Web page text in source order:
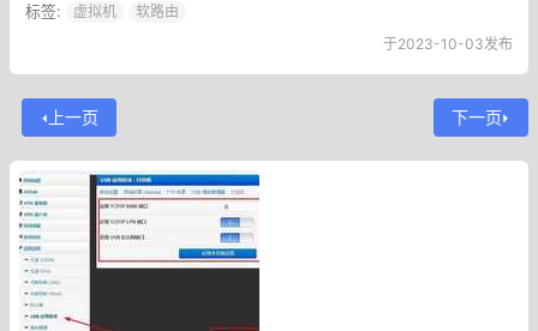
标签: 虚拟机
软路由
于2023-10-03发布
上一页 下一页